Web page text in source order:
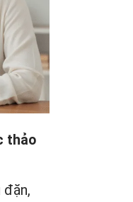
thảo
đặn,